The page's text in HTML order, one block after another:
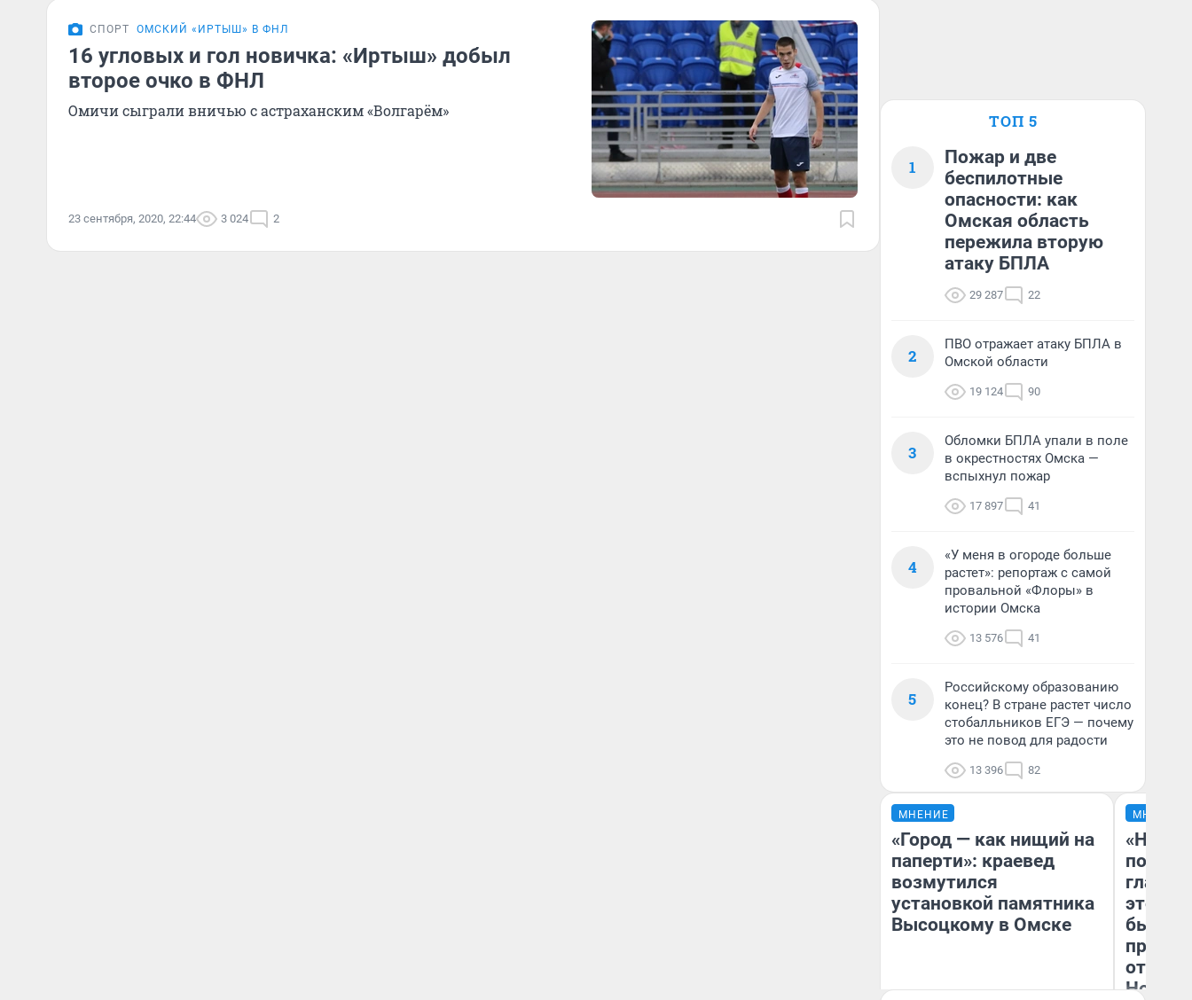
СПОРТ ОМСКИЙ «ИРТЫШ» В ФНЛ
16 угловых и гол новичка: «Иртыш» добыл
второе очко в ФНЛ
Омичи сыграли вничью с астраханским «Волгарём»
23 сентября, 2020, 22:44 3 024 2
ТОП 5
1
Пожар и две
беспилотные
опасности: как
Омская область
пережила вторую
атаку БПЛА
29 287 22
2
ПВО отражает атаку БПЛА в
Омской области
19 124 90
3
Обломки БПЛА упали в поле
в окрестностях Омска —
вспыхнул пожар
17 897 41
4
«У меня в огороде больше
растет»: репортаж с самой
провальной «Флоры» в
истории Омска
13 576 41
5
Российскому образованию
конец? В стране растет число
стобалльников ЕГЭ — почему
это не повод для радости
13 396 82
МНЕНИЕ
«Город — как нищий на
паперти»: краевед
возмутился
установкой памятника
Высоцкому в Омске
МНЕНИЕ
этого
бьет
отзыв
Нолана